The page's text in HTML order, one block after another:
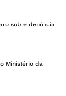
sobre denúncia
Ministério da